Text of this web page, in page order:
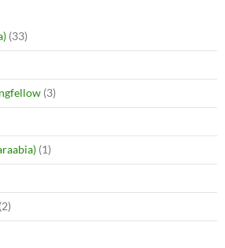
(33)
(3)
(1)
(2)